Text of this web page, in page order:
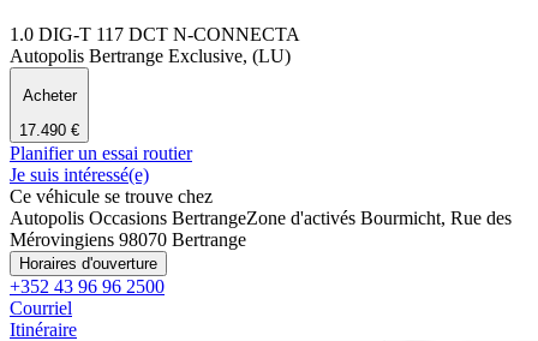
1.0 DIG-T 117 DCT N-CONNECTA
Autopolis Bertrange Exclusive, (LU)
Acheter
17.490 €
Planifier un essai routier
Je suis intéressé(e)
Ce véhicule se trouve chez
Autopolis Occasions BertrangeZone d'activés Bourmicht, Rue des
Mérovingiens 98070 Bertrange
Horaires d'ouverture
+352 43 96 96 2500
Courriel
Itinéraire